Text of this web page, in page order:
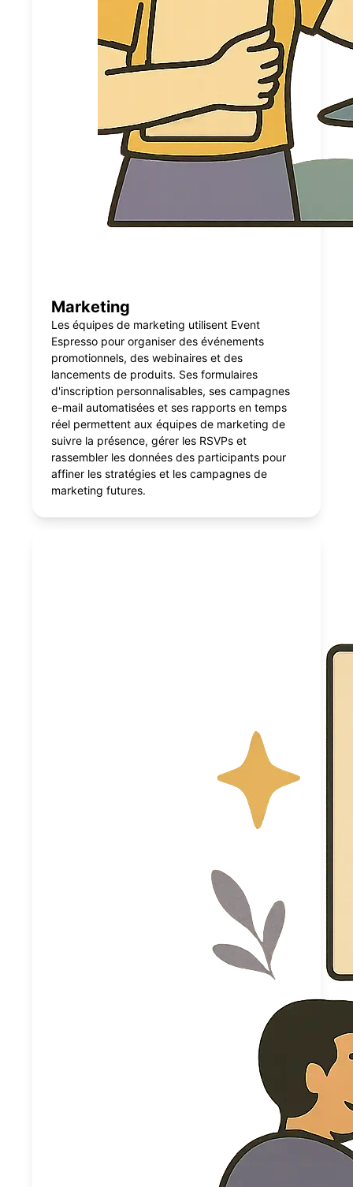
Marketing
Les équipes de marketing utilisent Event
Espresso pour organiser des événements
promotionnels, des webinaires et des
lancements de produits. Ses formulaires
d'inscription personnalisables, ses campagnes
e-mail automatisées et ses rapports en temps
réel permettent aux équipes de marketing de
suivre la présence, gérer les RSVPs et
rassembler les données des participants pour
affiner les stratégies et les campagnes de
marketing futures.